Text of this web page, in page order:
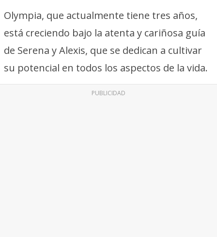
Olympia, que actualmente tiene tres años,
está creciendo bajo la atenta y cariñosa guía
de Serena y Alexis, que se dedican a cultivar
su potencial en todos los aspectos de la vida.
PUBLICIDAD